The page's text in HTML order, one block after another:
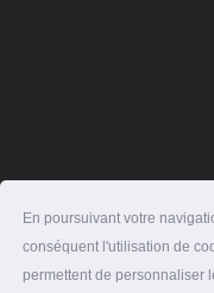
En poursuivant votre
conséquent l'utilisation de
permettent de personnaliser